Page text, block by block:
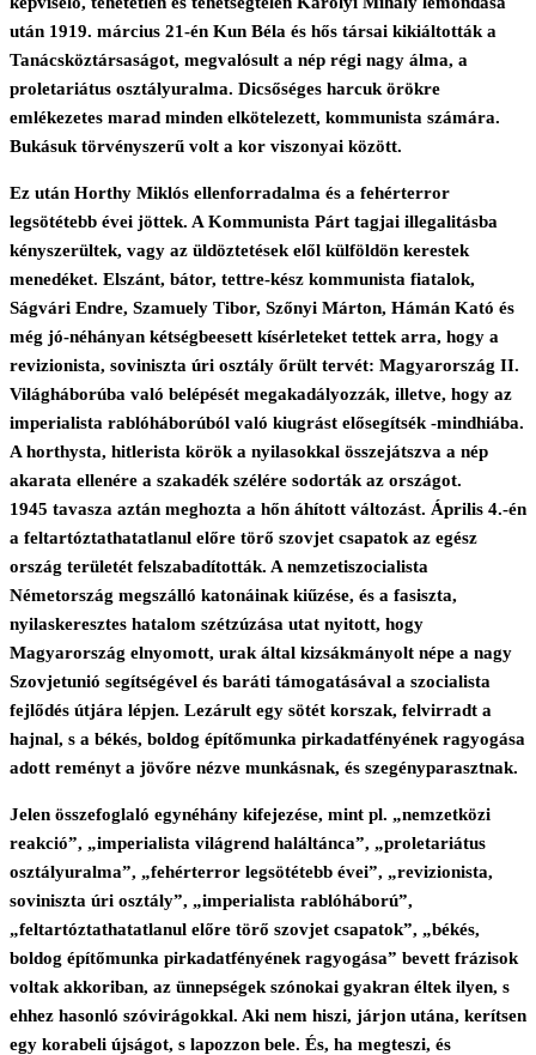
után 1919. március 21-én Kun Béla és hős társai kikiáltották a
Tanácsköztársaságot, megvalósult a nép régi nagy álma, a
proletariátus osztályuralma. Dicsőséges harcuk örökre
emlékezetes marad minden elkötelezett, kommunista számára.
Bukásuk törvényszerű volt a kor viszonyai között.
Ez után Horthy Miklós ellenforradalma és a fehérterror
legsötétebb évei jöttek. A Kommunista Párt tagjai illegalitásba
kényszerültek, vagy az üldöztetések elől külföldön kerestek
menedéket. Elszánt, bátor, tettre-kész kommunista fiatalok,
Ságvári Endre, Szamuely Tibor, Szőnyi Márton, Hámán Kató és
még jó-néhányan kétségbeesett kísérleteket tettek arra, hogy a
revizionista, soviniszta úri osztály őrült tervét: Magyarország II.
Világháborúba való belépését megakadályozzák, illetve, hogy az
imperialista rablóháborúból való kiugrást elősegítsék -mindhiába.
A horthysta, hitlerista körök a nyilasokkal összejátszva a nép
akarata ellenére a szakadék szélére sodorták az országot.
1945 tavasza aztán meghozta a hőn áhított változást. Április 4.-én
a feltartóztathatatlanul előre törő szovjet csapatok az egész
ország területét felszabadították. A nemzetiszocialista
Németország megszálló katonáinak kiűzése, és a fasiszta,
nyilaskeresztes hatalom szétzúzása utat nyitott, hogy
Magyarország elnyomott, urak által kizsákmányolt népe a nagy
Szovjetunió segítségével és baráti támogatásával a szocialista
fejlődés útjára lépjen. Lezárult egy sötét korszak, felvirradt a
hajnal, s a békés, boldog építőmunka pirkadatfényének ragyogása
adott reményt a jövőre nézve munkásnak, és szegényparasztnak.
Jelen összefoglaló egynéhány kifejezése, mint pl. „nemzetközi
reakció”, „imperialista világrend haláltánca”, „proletariátus
osztályuralma”, „fehérterror legsötétebb évei”, „revizionista,
soviniszta úri osztály”, „imperialista rablóháború”,
„feltartóztathatatlanul előre törő szovjet csapatok”, „békés,
boldog építőmunka pirkadatfényének ragyogása” bevett frázisok
voltak akkoriban, az ünnepségek szónokai gyakran éltek ilyen, s
ehhez hasonló szóvirágokkal. Aki nem hiszi, járjon utána, kerítsen
egy korabeli újságot, s lapozzon bele. És, ha megteszi, és